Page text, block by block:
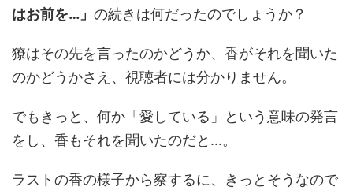
はお前を…」 の続きは何だったのでしょうか？
獠はその先を言ったのかどうか、香がそれを聞いた
のかどうかさえ、視聴者には分かりません。
でもきっと、何か「愛している」という意味の発言
をし、香もそれを聞いたのだと…。
ラストの香の様子から察するに、きっとそうなので